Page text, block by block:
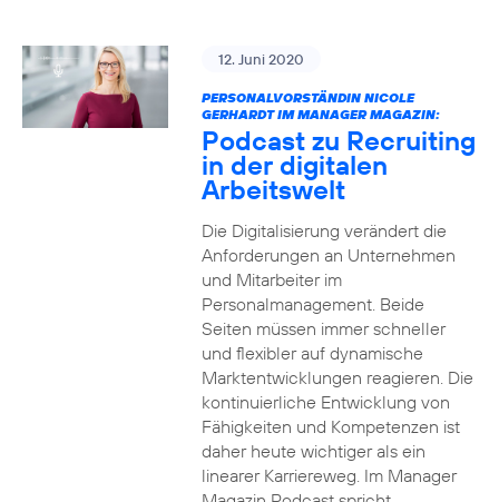
12. Juni 2020
PERSONALVORSTÄNDIN NICOLE
GERHARDT IM MANAGER MAGAZIN:
Podcast zu Recruiting
in der digitalen
Arbeitswelt
Die Digitalisierung verändert die
Anforderungen an Unternehmen
und Mitarbeiter im
Personalmanagement. Beide
Seiten müssen immer schneller
und flexibler auf dynamische
Marktentwicklungen reagieren. Die
kontinuierliche Entwicklung von
Fähigkeiten und Kompetenzen ist
daher heute wichtiger als ein
linearer Karriereweg. Im Manager